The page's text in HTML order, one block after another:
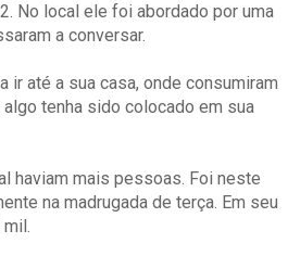
No local ele foi abordado por uma
a conversar.
ir até a sua casa, onde consumiram
tenha sido colocado em sua
haviam mais pessoas. Foi neste
na madrugada de terça. Em seu